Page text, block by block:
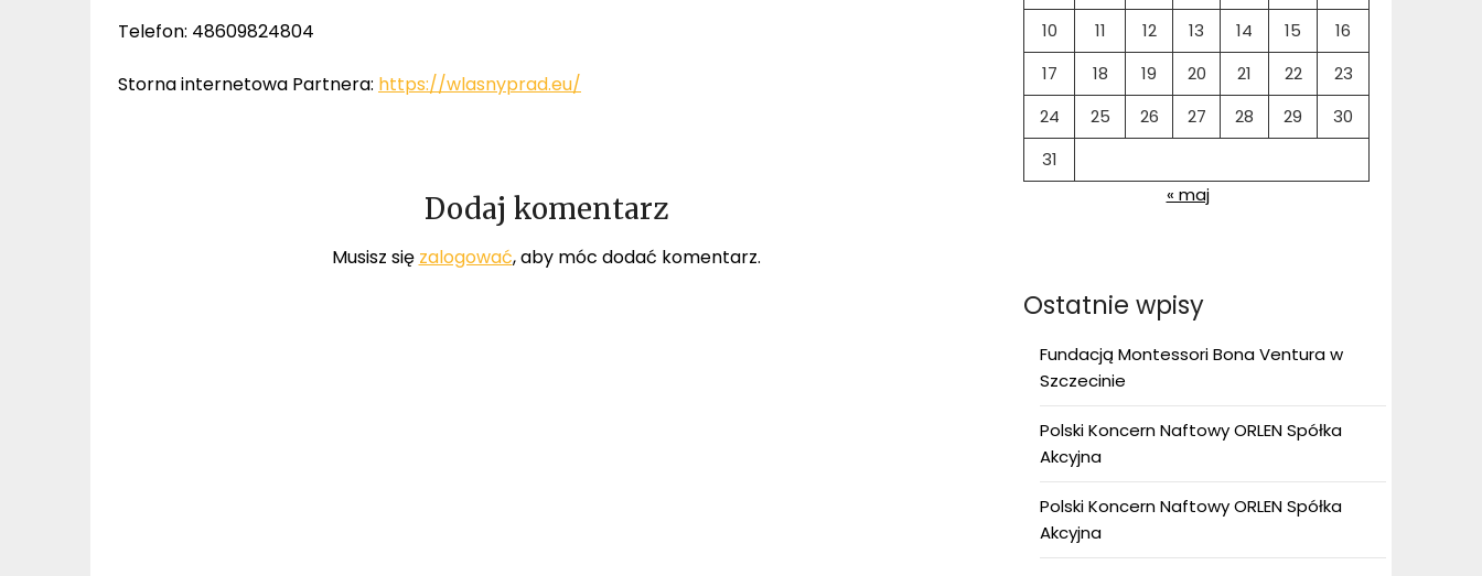
Telefon: 48609824804
Storna internetowa Partnera: https://wlasnyprad.eu/
Dodaj komentarz
Musisz się zalogować, aby móc dodać komentarz.
10
11 12 13 14 15
16
17
18 19 20 21 22
23
24
25 26 27 28 29
30
31
« maj
Ostatnie wpisy
Fundacją Montessori Bona Ventura w
Szczecinie
Polski Koncern Naftowy ORLEN Spółka
Akcyjna
Polski Koncern Naftowy ORLEN Spółka
Akcyjna